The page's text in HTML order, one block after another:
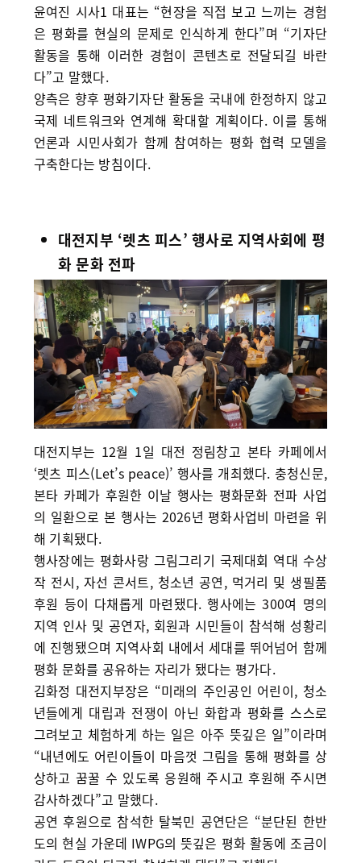
윤여진 시사1 대표는 “현장을 직접 보고 느끼는 경험
은 평화를 현실의 문제로 인식하게 한다”며 “기자단
활동을 통해 이러한 경험이 콘텐츠로 전달되길 바란
다”고 말했다.
양측은 향후 평화기자단 활동을 국내에 한정하지 않고
국제 네트워크와 연계해 확대할 계획이다. 이를 통해
언론과 시민사회가 함께 참여하는 평화 협력 모델을
구축한다는 방침이다.
대전지부 ‘렛츠 피스’ 행사로 지역사회에 평
화 문화 전파
대전지부는 12월 1일 대전 정림창고 본타 카페에서
‘렛츠 피스(Let’s peace)’ 행사를 개최했다. 충청신문,
본타 카페가 후원한 이날 행사는 평화문화 전파 사업
의 일환으로 본 행사는 2026년 평화사업비 마련을 위
해 기획됐다.
행사장에는 평화사랑 그림그리기 국제대회 역대 수상
작 전시, 자선 콘서트, 청소년 공연, 먹거리 및 생필품
후원 등이 다채롭게 마련됐다. 행사에는 300여 명의
지역 인사 및 공연자, 회원과 시민들이 참석해 성황리
에 진행됐으며 지역사회 내에서 세대를 뛰어넘어 함께
평화 문화를 공유하는 자리가 됐다는 평가다.
김화정 대전지부장은 “미래의 주인공인 어린이, 청소
년들에게 대립과 전쟁이 아닌 화합과 평화를 스스로
그려보고 체험하게 하는 일은 아주 뜻깊은 일”이라며
“내년에도 어린이들이 마음껏 그림을 통해 평화를 상
상하고 꿈꿀 수 있도록 응원해 주시고 후원해 주시면
감사하겠다”고 말했다.
공연 후원으로 참석한 탈북민 공연단은 “분단된 한반
도의 현실 가운데 IWPG의 뜻깊은 평화 활동에 조금이